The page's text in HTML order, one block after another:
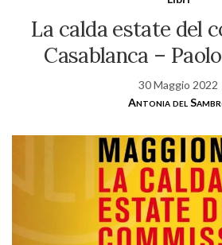
La calda estate del
Casablanca –
30 Maggio 2022
Antonia del